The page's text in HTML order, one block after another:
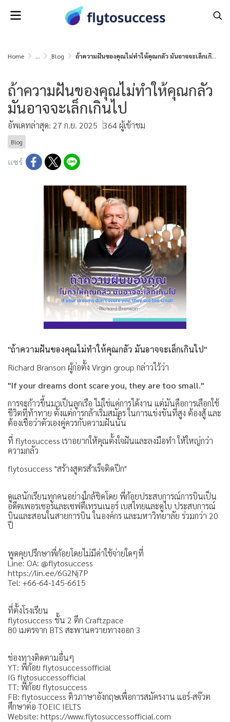
Home ... ฺBlog ถ้าความฝันของคุณไม่ทำให้คุณกลัว มันอาจจะเล็กเกินไป
ถ้าความฝันของคุณไม่ทำให้คุณกลัว
มันอาจจะเล็กเกินไป
อัพเดทล่าสุด: 27 ก.ย. 2025 364 ผู้เข้าชม
ฺBlog
แชร์
"ถ้าความฝันของคุณไม่ทำให้คุณกลัว มันอาจจะเล็กเกินไป"
Richard Branson ผู้ก่อตั้ง Virgin group กล่าวไว้ว่า
"If your dreams dont scare you, they are too small."
การจะก้าวขึ้นมาเป็นลูกเรือ ไม่ใช่แค่การได้งาน แต่มันคือการเลือกใช้
ชีวิตที่ท้าทาย ตั้งแต่การกล้าเริ่มสมัคร ในการแข่งขันที่สูง ต้องสู้ และ
ต้องเชื่อว่าตัวเองคู่ควรกับความฝันนั้น
ที่ flytosuccess เราอยากให้คุณตั้งใจฝันและลงมือทำ ให้ใหญ่กว่า
ความกลัว
flytosuccess "สร้างสูตรสำเร็จติดปีก"
ดูแลนักเรียนทุกคนอย่างใกล้ชิดโดย พี่ก้อยประสบการณ์การบินเป็น
อดีตเพอรเซอร์และเซฟตี้เทรนเนอร์ เบสไทยและดูไบ ประสบการณ์
บินและสอนในสายการบิน ในองค์กร และมหาวิทยาลัย ร่วมกว่า 20
ปี
พูดคุยปรึกษาพี่ก้อยโดยไม่มีค่าใช้จ่ายใดๆที่
Line: OA: @flytosuccess
https://lin.ee/6G2Nj7P
Tel: +66-64-145-6615
ที่ตั้งโรงเรียน
flytosuccess ชั้น 2 ตึก Craftzpace
80 เมตรจาก BTS สะพานควายทางออก 3
ช่องทางติดตามอื่นๆ
YT: พี่ก้อย flytosuccessofficial
IG flytosuccessofficial
TT: พี่ก้อย flytosuccess
FB: flytosuccess ติวภาษาอังกฤษเพื่อการสมัครงาน แอร์-สจ๊วต
ศึกษาต่อ TOEIC IELTS
Website: https://www.flytosuccessofficial.com